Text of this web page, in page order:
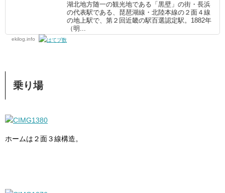
湖北地方随一の観光地である「黒壁」の街・長浜
の代表駅である、琵琶湖線・北陸本線の２面４線
の地上駅で、第２回近畿の駅百選認定駅。1882年
（明...
ekilog.info
乗り場
ホームは２面３線構造。